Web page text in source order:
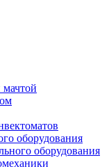
оборудования
оборудования